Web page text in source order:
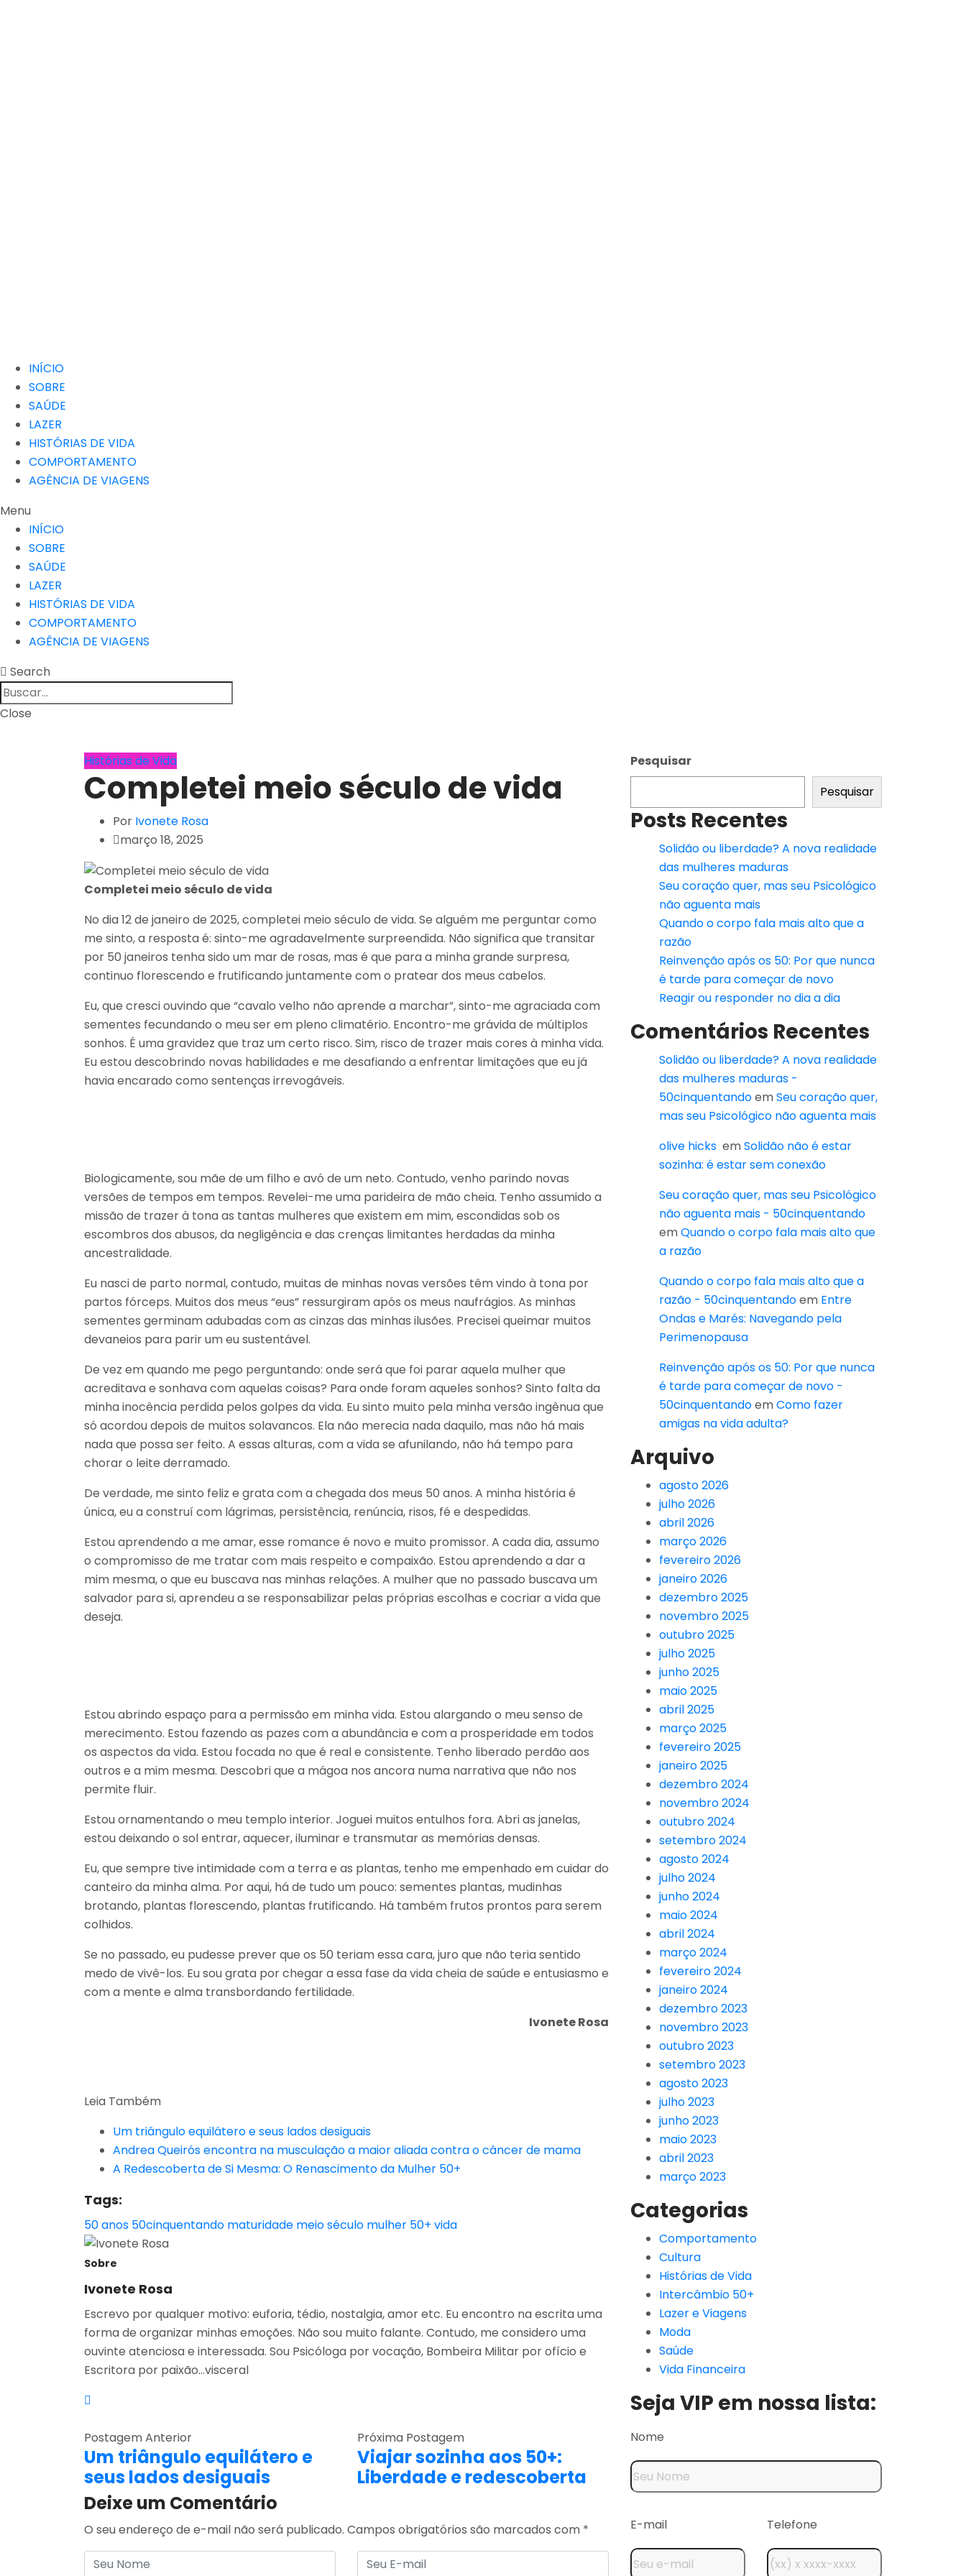
INÍCIO
SOBRE
SAÚDE
LAZER
HISTÓRIAS DE VIDA
COMPORTAMENTO
AGÊNCIA DE VIAGENS
Menu
INÍCIO
SOBRE
SAÚDE
LAZER
HISTÓRIAS DE VIDA
COMPORTAMENTO
AGÊNCIA DE VIAGENS
Search
Close
Histórias de Vida
Completei meio século de vida
Por Ivonete Rosa
março 18, 2025
Completei meio século de vida
No dia 12 de janeiro de 2025, completei meio século de vida. Se alguém me perguntar como
me sinto, a resposta é: sinto-me agradavelmente surpreendida. Não significa que transitar
por 50 janeiros tenha sido um mar de rosas, mas é que para a minha grande surpresa,
continuo florescendo e frutificando juntamente com o pratear dos meus cabelos.
Eu, que cresci ouvindo que “cavalo velho não aprende a marchar”, sinto-me agraciada com
sementes fecundando o meu ser em pleno climatério. Encontro-me grávida de múltiplos
sonhos. É uma gravidez que traz um certo risco. Sim, risco de trazer mais cores à minha vida.
Eu estou descobrindo novas habilidades e me desafiando a enfrentar limitações que eu já
havia encarado como sentenças irrevogáveis.
Biologicamente, sou mãe de um filho e avó de um neto. Contudo, venho parindo novas
versões de tempos em tempos. Revelei-me uma parideira de mão cheia. Tenho assumido a
missão de trazer à tona as tantas mulheres que existem em mim, escondidas sob os
escombros dos abusos, da negligência e das crenças limitantes herdadas da minha
ancestralidade.
Eu nasci de parto normal, contudo, muitas de minhas novas versões têm vindo à tona por
partos fórceps. Muitos dos meus “eus” ressurgiram após os meus naufrágios. As minhas
sementes germinam adubadas com as cinzas das minhas ilusões. Precisei queimar muitos
devaneios para parir um eu sustentável.
De vez em quando me pego perguntando: onde será que foi parar aquela mulher que
acreditava e sonhava com aquelas coisas? Para onde foram aqueles sonhos? Sinto falta da
minha inocência perdida pelos golpes da vida. Eu sinto muito pela minha versão ingênua que
só acordou depois de muitos solavancos. Ela não merecia nada daquilo, mas não há mais
nada que possa ser feito. A essas alturas, com a vida se afunilando, não há tempo para
chorar o leite derramado.
De verdade, me sinto feliz e grata com a chegada dos meus 50 anos. A minha história é
única, eu a construí com lágrimas, persistência, renúncia, risos, fé e despedidas.
Estou aprendendo a me amar, esse romance é novo e muito promissor. A cada dia, assumo
o compromisso de me tratar com mais respeito e compaixão. Estou aprendendo a dar a
mim mesma, o que eu buscava nas minhas relações. A mulher que no passado buscava um
salvador para si, aprendeu a se responsabilizar pelas próprias escolhas e cocriar a vida que
deseja.
Estou abrindo espaço para a permissão em minha vida. Estou alargando o meu senso de
merecimento. Estou fazendo as pazes com a abundância e com a prosperidade em todos
os aspectos da vida. Estou focada no que é real e consistente. Tenho liberado perdão aos
outros e a mim mesma. Descobri que a mágoa nos ancora numa narrativa que não nos
permite fluir.
Estou ornamentando o meu templo interior. Joguei muitos entulhos fora. Abri as janelas,
estou deixando o sol entrar, aquecer, iluminar e transmutar as memórias densas.
Eu, que sempre tive intimidade com a terra e as plantas, tenho me empenhado em cuidar do
canteiro da minha alma. Por aqui, há de tudo um pouco: sementes plantas, mudinhas
brotando, plantas florescendo, plantas frutificando. Há também frutos prontos para serem
colhidos.
Se no passado, eu pudesse prever que os 50 teriam essa cara, juro que não teria sentido
medo de vivê-los. Eu sou grata por chegar a essa fase da vida cheia de saúde e entusiasmo e
com a mente e alma transbordando fertilidade.
Ivonete Rosa
Leia Também
Um triângulo equilátero e seus lados desiguais
Andrea Queirós encontra na musculação a maior aliada contra o câncer de mama
A Redescoberta de Si Mesma: O Renascimento da Mulher 50+
Tags:
50 anos 50cinquentando maturidade meio século mulher 50+ vida
Sobre
Ivonete Rosa
Escrevo por qualquer motivo: euforia, tédio, nostalgia, amor etc. Eu encontro na escrita uma
forma de organizar minhas emoções. Não sou muito falante. Contudo, me considero uma
ouvinte atenciosa e interessada. Sou Psicóloga por vocação, Bombeira Militar por ofício e
Escritora por paixão…visceral
Postagem Anterior
Um triângulo equilátero e
seus lados desiguais
Próxima Postagem
Viajar sozinha aos 50+:
Liberdade e redescoberta
Deixe um Comentário
O seu endereço de e-mail não será publicado. Campos obrigatórios são marcados com *
Pesquisar
Pesquisar
Posts Recentes
Solidão ou liberdade? A nova realidade
das mulheres maduras
Seu coração quer, mas seu Psicológico
não aguenta mais
Quando o corpo fala mais alto que a
razão
Reinvenção após os 50: Por que nunca
é tarde para começar de novo
Reagir ou responder no dia a dia
Comentários Recentes
Solidão ou liberdade? A nova realidade
das mulheres maduras -
50cinquentandoemSeu coração quer,
mas seu Psicológico não aguenta mais
olive hicks emSolidão não é estar
sozinha: é estar sem conexão
Seu coração quer, mas seu Psicológico
não aguenta mais - 50cinquentando
emQuando o corpo fala mais alto que
a razão
Quando o corpo fala mais alto que a
razão - 50cinquentandoem Entre
Ondas e Marés: Navegando pela
Perimenopausa
Reinvenção após os 50: Por que nunca
é tarde para começar de novo -
50cinquentandoemComo fazer
amigas na vida adulta?
Arquivo
agosto 2026
julho 2026
abril 2026
março 2026
fevereiro 2026
janeiro 2026
dezembro 2025
novembro 2025
outubro 2025
julho 2025
junho 2025
maio 2025
abril 2025
março 2025
fevereiro 2025
janeiro 2025
dezembro 2024
novembro 2024
outubro 2024
setembro 2024
agosto 2024
julho 2024
junho 2024
maio 2024
abril 2024
março 2024
fevereiro 2024
janeiro 2024
dezembro 2023
novembro 2023
outubro 2023
setembro 2023
agosto 2023
julho 2023
junho 2023
maio 2023
abril 2023
março 2023
Categorias
Comportamento
Cultura
Histórias de Vida
Intercâmbio 50+
Lazer e Viagens
Moda
Saúde
Vida Financeira
Seja VIP em nossa lista:
Nome
E-mail Telefone